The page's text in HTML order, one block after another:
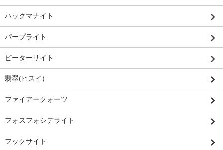
ハックマナイト
パープライト
ピーターサイト
翡翠(ヒスイ)
ファイアークォーツ
フォスフォシデライト
フックサイト